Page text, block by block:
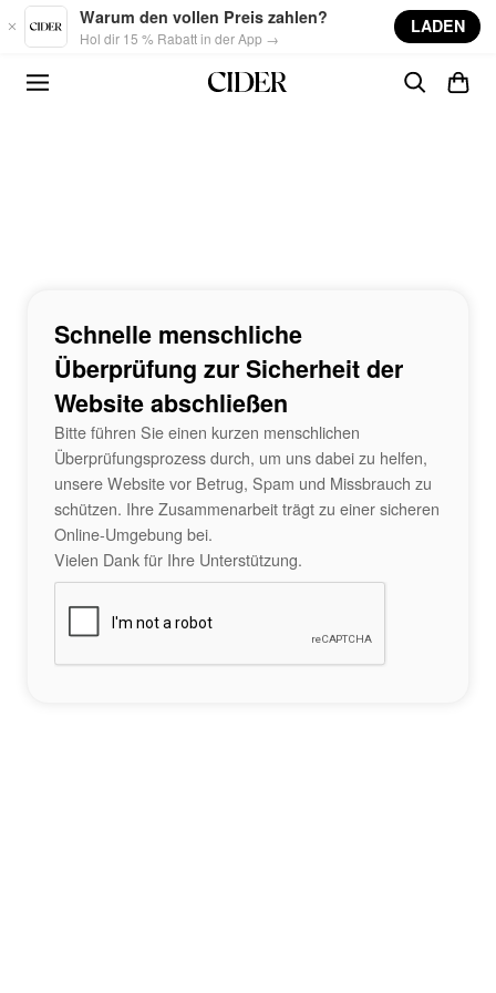
Skip to main content
Warum den vollen Preis zahlen?
Hol dir 15 % Rabatt in der App →
LADEN
Schnelle menschliche
Überprüfung zur Sicherheit der
Website abschließen
Bitte führen Sie einen kurzen menschlichen
Überprüfungsprozess durch, um uns dabei zu helfen,
unsere Website vor Betrug, Spam und Missbrauch zu
schützen. Ihre Zusammenarbeit trägt zu einer sicheren
Online-Umgebung bei.
Vielen Dank für Ihre Unterstützung.